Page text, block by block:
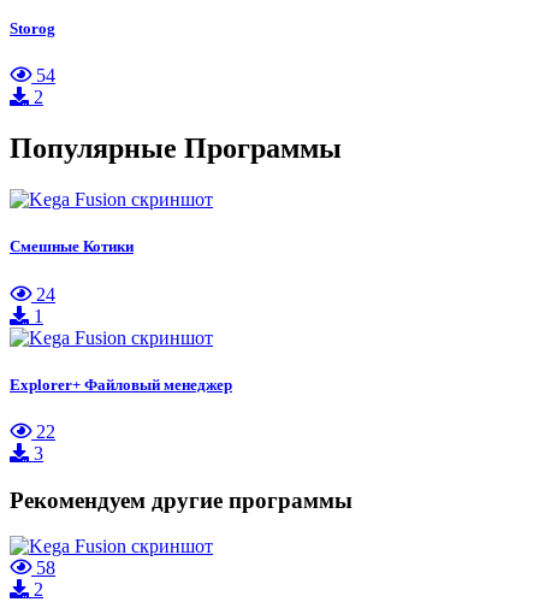
Storog
54
2
Популярные Программы
Смешные Котики
24
1
Explorer+ Файловый менеджер
22
3
Рекомендуем другие программы
58
2